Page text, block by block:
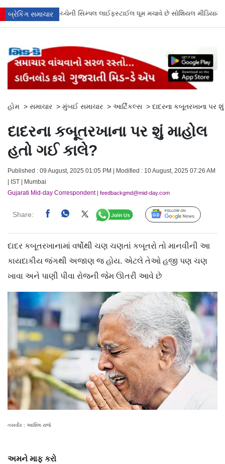
બ્રેકિંગ સમાચાર
ધૂમ મચાવે છે સોશિયલ મીડિયામાં માર્ક ઝુકરબર્ગે માની Metaની ભૂલ,
હોમ > સમાચાર > મુંબઈ સમાચાર > આર્ટિકલ્સ > દાદરના કબૂતરખાના પર
દાદરના કબૂતરખાના પર શું માહોલ
હતો ગઈ કાલે?
Published : 09 August, 2025 01:05 PM | Modified : 10 August, 2025 07:26 AM
| IST | Mumbai
Gujarati Mid-day Correspondent| feedbackgmd@mid-day.com
Share: Follow Us
દાદર કબૂતરખાનામાં વર્ષોથી ચણ ચણતાં કબૂતરો તો માનવીની આ
કાયદાકીય જંગથી અજાણ જ હોય. એટલે તેઓ હજી પણ ચણ
ખાવા અને પાણી પીવા રોજની જેમ ઊતરી આવે છે
તસવીર : આશિષ રાજે
અમને માફ કરો